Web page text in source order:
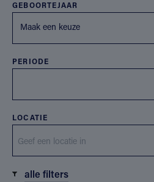
GEBOORTEJAAR
Maak een keuze
PERIODE
LOCATIE
alle filters